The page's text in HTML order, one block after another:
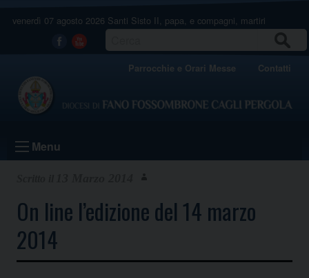
venerdì 07 agosto 2026 Santi Sisto II, papa, e compagni, martiri
Facebook
Youtube
Parrocchie e Orari Messe Contatti
Menu
On line l’edizione del 14 marzo
2014